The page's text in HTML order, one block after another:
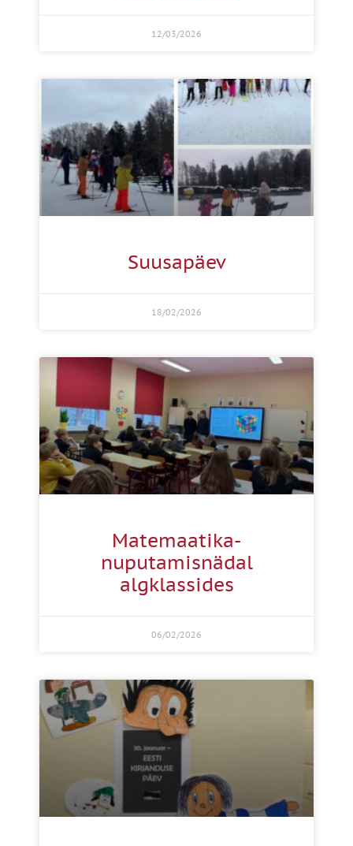
12/03/2026
Suusapäev
18/02/2026
Matemaatika-
nuputamisnädal
algklassides
06/02/2026